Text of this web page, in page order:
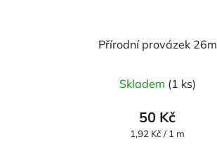
Přírodní provázek 26m
Skladem (1 ks)
50 Kč
Měrná
1,92 Kč / 1 m